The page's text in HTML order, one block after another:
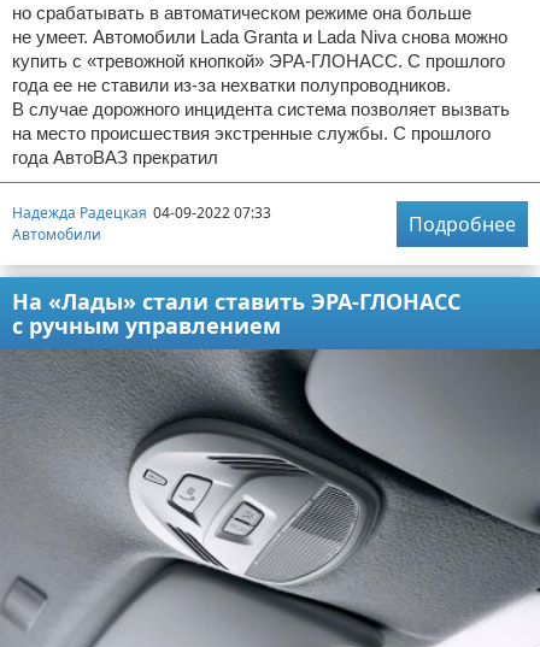
но срабатывать в автоматическом режиме она больше
не умеет. Автомобили Lada Granta и Lada Niva снова можно
купить с «тревожной кнопкой» ЭРА-ГЛОНАСС. С прошлого
года ее не ставили из-за нехватки полупроводников.
В случае дорожного инцидента система позволяет вызвать
на место происшествия экстренные службы. С прошлого
года АвтоВАЗ прекратил
Надежда Радецкая 04-09-2022 07:33
Автомобили
Подробнее
На «Лады» стали ставить ЭРА-ГЛОНАСС
с ручным управлением